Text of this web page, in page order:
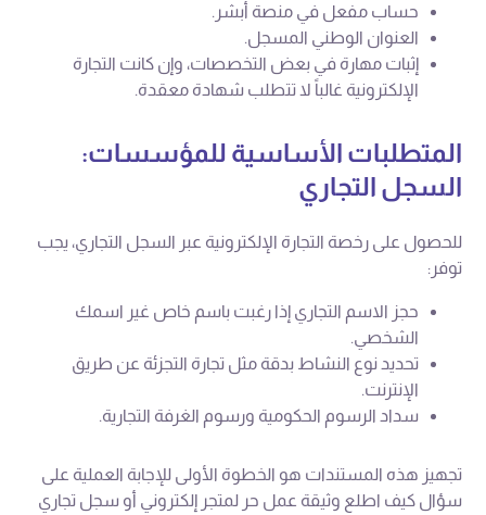
حساب مفعل في منصة أبشر.
العنوان الوطني المسجل.
إثبات مهارة في بعض التخصصات، وإن كانت التجارة
الإلكترونية غالباً لا تتطلب شهادة معقدة.
المتطلبات الأساسية للمؤسسات:
السجل التجاري
للحصول على رخصة التجارة الإلكترونية عبر السجل التجاري، يجب
توفر:
حجز الاسم التجاري إذا رغبت باسم خاص غير اسمك
الشخصي.
تحديد نوع النشاط بدقة مثل تجارة التجزئة عن طريق
الإنترنت.
سداد الرسوم الحكومية ورسوم الغرفة التجارية.
تجهيز هذه المستندات هو الخطوة الأولى للإجابة العملية على
سؤال كيف اطلع وثيقة عمل حر لمتجر إلكتروني أو سجل تجاري